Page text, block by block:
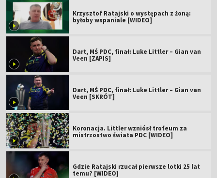
Krzysztof Ratajski o występach z żoną:
byłoby wspaniale [WIDEO]
Dart, MŚ PDC, finał: Luke Littler – Gian van
Veen [ZAPIS]
Dart, MŚ PDC, finał: Luke Littler – Gian van
Veen [SKRÓT]
Koronacja. Littler wzniósł trofeum za
mistrzostwo świata PDC [WIDEO]
Gdzie Ratajski rzucał pierwsze lotki 25 lat
temu? [WIDEO]